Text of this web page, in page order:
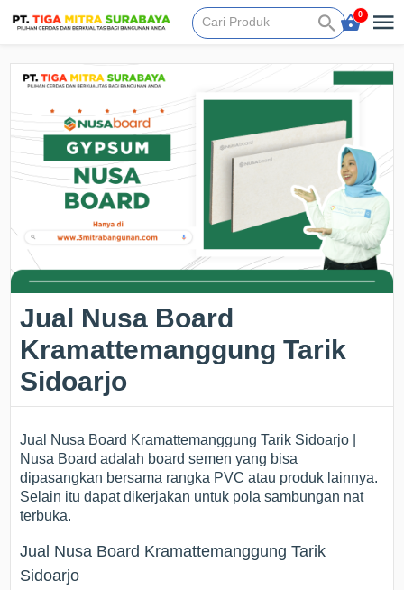
0
Jual Nusa Board
Kramattemanggung Tarik
Sidoarjo
Jual Nusa Board Kramattemanggung Tarik Sidoarjo |
Nusa Board adalah board semen yang bisa
dipasangkan bersama rangka PVC atau produk lainnya.
Selain itu dapat dikerjakan untuk pola sambungan nat
terbuka.
Jual Nusa Board Kramattemanggung Tarik
Sidoarjo